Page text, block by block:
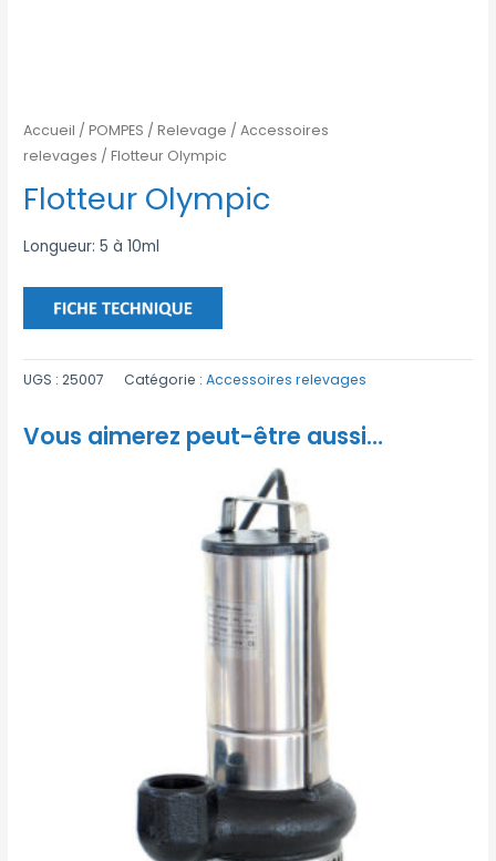
Accueil /POMPES /Relevage /Accessoires
relevages / Flotteur Olympic
Flotteur Olympic
Longueur: 5 à 10ml
UGS :25007 Catégorie :Accessoires relevages
Vous aimerez peut-être aussi…